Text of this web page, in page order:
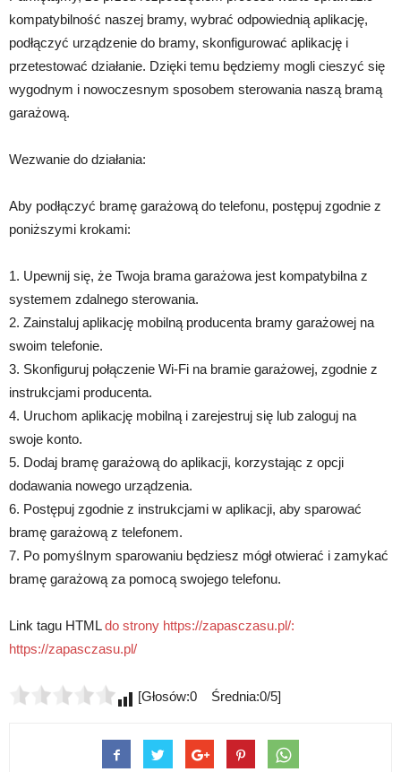
kompatybilność naszej bramy, wybrać odpowiednią aplikację,
podłączyć urządzenie do bramy, skonfigurować aplikację i
przetestować działanie. Dzięki temu będziemy mogli cieszyć się
wygodnym i nowoczesnym sposobem sterowania naszą bramą
garażową.
Wezwanie do działania:
Aby podłączyć bramę garażową do telefonu, postępuj zgodnie z
poniższymi krokami:
1. Upewnij się, że Twoja brama garażowa jest kompatybilna z
systemem zdalnego sterowania.
2. Zainstaluj aplikację mobilną producenta bramy garażowej na
swoim telefonie.
3. Skonfiguruj połączenie Wi-Fi na bramie garażowej, zgodnie z
instrukcjami producenta.
4. Uruchom aplikację mobilną i zarejestruj się lub zaloguj na
swoje konto.
5. Dodaj bramę garażową do aplikacji, korzystając z opcji
dodawania nowego urządzenia.
6. Postępuj zgodnie z instrukcjami w aplikacji, aby sparować
bramę garażową z telefonem.
7. Po pomyślnym sparowaniu będziesz mógł otwierać i zamykać
bramę garażową za pomocą swojego telefonu.
Link tagu HTMLdo strony https://zapasczasu.pl/:
https://zapasczasu.pl/
[Głosów:0 Średnia:0/5]